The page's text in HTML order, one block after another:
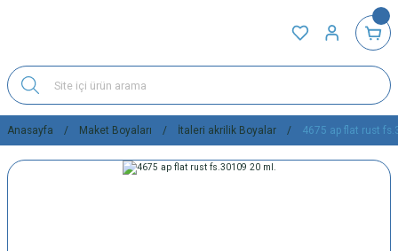
Anasayfa Maket Boyaları İtaleri akrilik Boyalar 4675 ap flat rust